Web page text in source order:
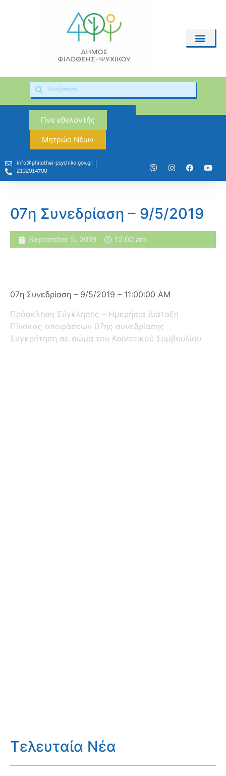
Γίνε εθελοντής
Μητρώο Νέων
info@philothei-psychiko.gov.gr
2132014700
07η Συνεδρίαση – 9/5/2019
September 5, 2019 12:00 am
07η Συνεδρίαση – 9/5/2019 – 11:00:00 AM
Πρόσκληση Σύγκλησης – Ημερήσια Διάταξη
Πίνακας αποφάσεων 07ης συνεδρίασης
Συγκρότηση σε σώμα του Κοινοτικού Συμβουλίου
Τελευταία Νέα